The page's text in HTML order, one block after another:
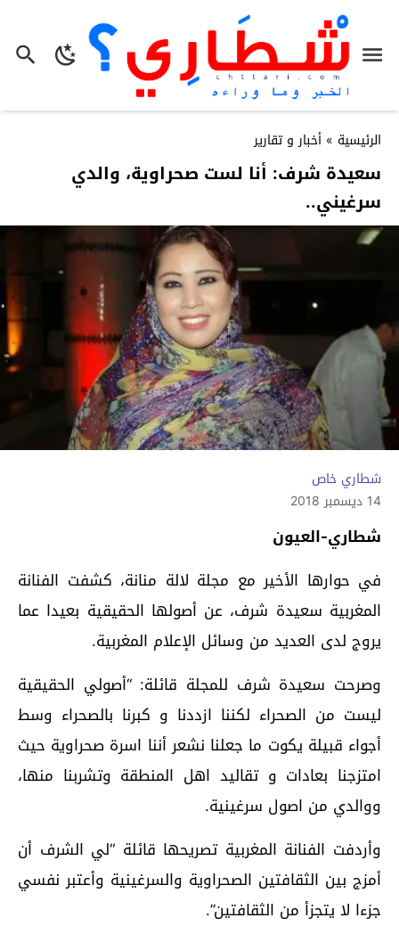
الرئيسية » أخبار و تقارير
سعيدة شرف: أنا لست صحراوية، والدي
سرغيني..
شطاري خاص
14 ديسمبر 2018
شطاري-العيون
في حوارها الأخير مع مجلة لالة منانة، كشفت الفنانة
المغربية سعيدة شرف، عن أصولها الحقيقية بعيدا عما
يروج لدى العديد من وسائل الإعلام المغربية.
وصرحت سعيدة شرف للمجلة قائلة: “أصولي الحقيقية
ليست من الصحراء لكننا ازددنا و كبرنا بالصحراء وسط
أجواء قبيلة يكوت ما جعلنا نشعر أننا اسرة صحراوية حيث
امتزجنا بعادات و تقاليد اهل المنطقة وتشربنا منها،
ووالدي من اصول سرغينية.
وأردفت الفنانة المغربية تصريحها قائلة “لي الشرف أن
أمزج بين الثقافتين الصحراوية والسرغينية وأعتبر نفسي
جزءا لا يتجزأ من الثقافتين”.